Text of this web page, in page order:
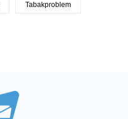
Tabakproblem